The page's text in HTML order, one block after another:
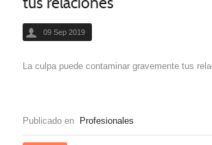
09 Sep 2019
La culpa puede contaminar gravemente tus
Publicado en Profesionales